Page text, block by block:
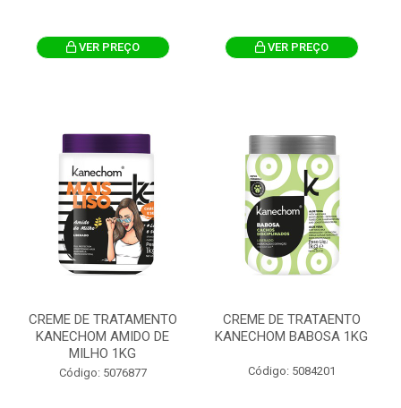
VER PREÇO VER PREÇO
CREME DE TRATAMENTO
KANECHOM AMIDO DE
MILHO 1KG
Código: 5076877
CREME DE TRATAENTO
KANECHOM BABOSA 1KG
Código: 5084201